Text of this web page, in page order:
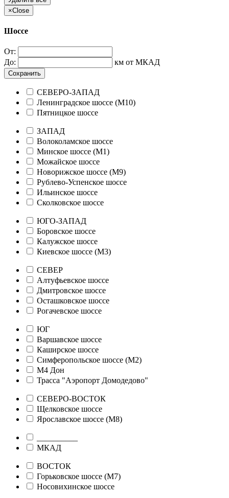
×Close
Шоссе
От:
До:
км от МКАД
Сохранить
СЕВЕРО-ЗАПАД
Ленинградское шоссе (М10)
Пятницкое шоссе
ЗАПАД
Волоколамское шоссе
Минское шоссе (М1)
Можайское шоссе
Новорижское шоссе (М9)
Рублево-Успенское шоссе
Ильинское шоссе
Сколковское шоссе
ЮГО-ЗАПАД
Боровское шоссе
Калужское шоссе
Киевское шоссе (М3)
СЕВЕР
Алтуфьевское шоссе
Дмитровское шоссе
Осташковское шоссе
Рогачевское шоссе
ЮГ
Варшавское шоссе
Каширское шоссе
Симферопольское шоссе (М2)
М4 Дон
Трасса "Аэропорт Домодедово"
СЕВЕРО-ВОСТОК
Щелковское шоссе
Ярославское шоссе (М8)
МКАД
ВОСТОК
Горьковское шоссе (М7)
Носовихинское шоссе